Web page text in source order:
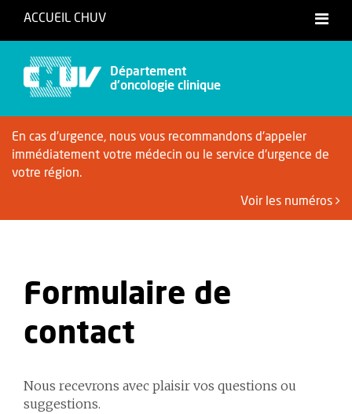
ACCUEIL CHUV
Département
d'oncologie clinique
En cas d'urgence, nous vous recommandons d'appeler
immédiatement votre médecin ou le service d'urgence de
votre région.
Voir les numéros
Formulaire de
contact
Nous recevrons avec plaisir vos questions ou
suggestions.